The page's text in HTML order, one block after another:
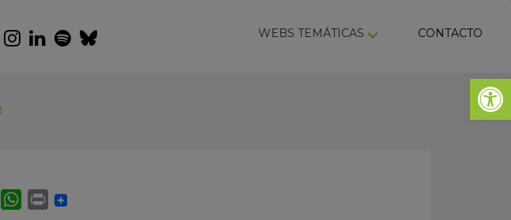
Abrir
Instagram
LinkedIn
Spotify
Bluesky WEBS TEMÁTICAS CONTACTO